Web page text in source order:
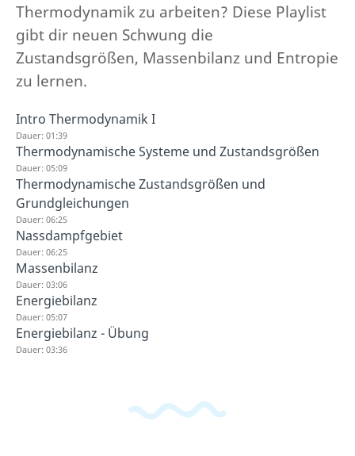
Thermodynamik zu arbeiten? Diese Playlist
gibt dir neuen Schwung die
Zustandsgrößen, Massenbilanz und Entropie
zu lernen.
Intro Thermodynamik I
Dauer: 01:39
Thermodynamische Systeme und Zustandsgrößen
Dauer: 05:09
Thermodynamische Zustandsgrößen und
Grundgleichungen
Dauer: 06:25
Nassdampfgebiet
Dauer: 06:25
Massenbilanz
Dauer: 03:06
Energiebilanz
Dauer: 05:07
Energiebilanz - Übung
Dauer: 03:36